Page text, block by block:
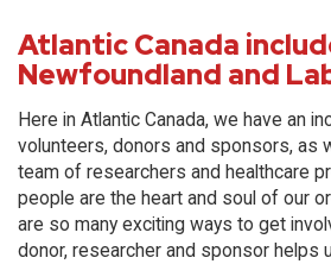
Atlantic Canada
Newfoundland and
Here in Atlantic Canada, we have an
volunteers, donors and sponsors, as
team of researchers and healthcare
people are the heart and soul of our
are so many exciting ways to get
donor, researcher and sponsor helps